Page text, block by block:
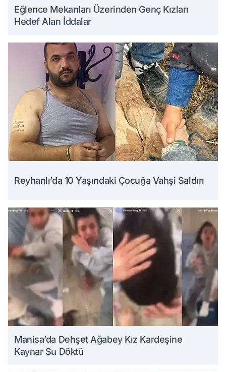
Eğlence Mekanları Üzerinden Genç Kızları
Hedef Alan İddalar
Reyhanlı’da 10 Yaşındaki Çocuğa Vahşi Saldırı
Manisa’da Dehşet Ağabey Kız Kardeşine
Kaynar Su Döktü